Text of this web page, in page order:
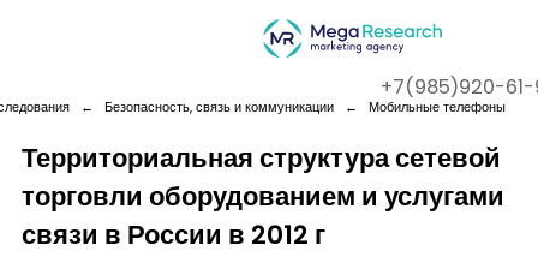
Company
+7(985)920-
← Безопасность, связь и коммуникации ← Мобильные телефоны
Территориальная структура сетевой
торговли оборудованием и услугами
связи в России в 2012 г